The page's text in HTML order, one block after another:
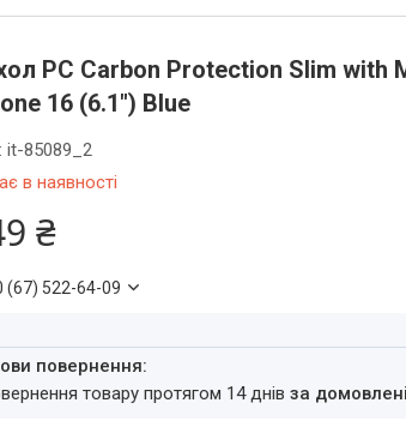
PC Carbon Protection Slim with
16 (6.1") Blue
в наявності
it-85089_2
₴
(67) 522-64-09
товару протягом 14 днівза